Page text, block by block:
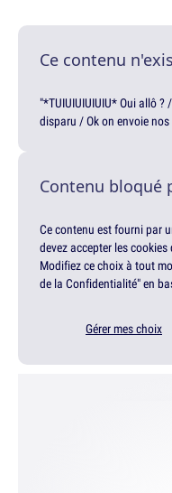
Ce contenu
"*TUIUIUIUIUIU* Oui allô
disparu / Ok on envoie
Contenu bloqué
Ce contenu est fourni par
devez accepter les
Modifiez ce choix à tout
de la Confidentialité" en
Gérer mes choix